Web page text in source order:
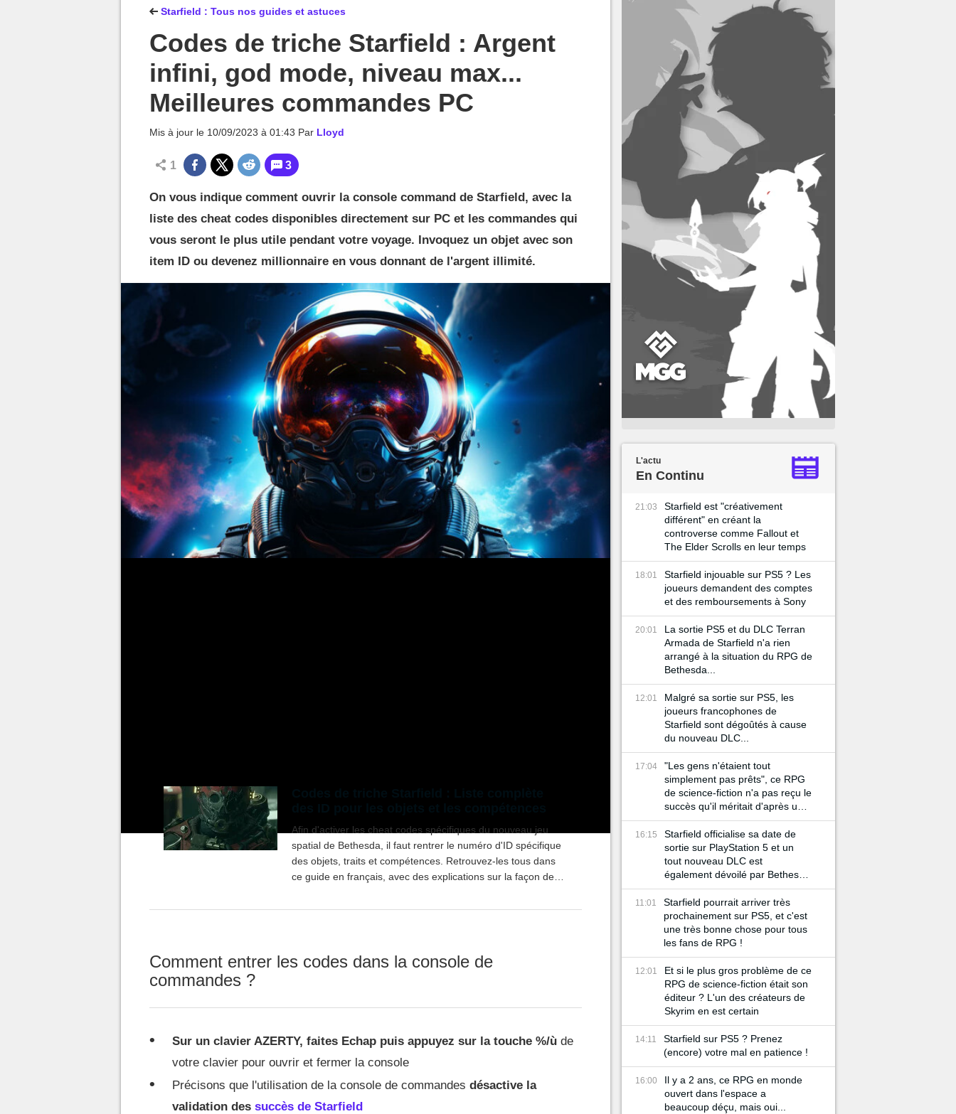
Starfield : Tous nos guides et astuces
Codes de triche Starfield : Argent
infini, god mode, niveau max...
Meilleures commandes PC
Mis à jour le 10/09/2023 à 01:43 Par Lloyd
1 3
On vous indique comment ouvrir la console command de Starfield, avec la
liste des cheat codes disponibles directement sur PC et les commandes qui
vous seront le plus utile pendant votre voyage. Invoquez un objet avec son
item ID ou devenez millionnaire en vous donnant de l'argent illimité.
Afin d'activer les cheat codes spécifiques du nouveau jeu
spatial de Bethesda, il faut rentrer le numéro d'ID spécifique
des objets, traits et compétences. Retrouvez-les tous dans
ce guide en français, avec des explications sur la façon de
Comment entrer les codes dans la console de
commandes ?
Sur un clavier AZERTY, faites Echap puis appuyez sur la touche %/ù de
votre clavier pour ouvrir et fermer la console
Précisons que l'utilisation de la console de commandes désactive la
validation des succès de Starfield
L'actu
En Continu
21:03
Starfield est "créativement
différent" en créant la
controverse comme Fallout et
The Elder Scrolls en leur temps
18:01
Starfield injouable sur PS5 ? Les
joueurs demandent des comptes
et des remboursements à Sony
20:01
La sortie PS5 et du DLC Terran
Armada de Starfield n'a rien
arrangé à la situation du RPG de
Bethesda...
12:01
Malgré sa sortie sur PS5, les
joueurs francophones de
Starfield sont dégoûtés à cause
du nouveau DLC...
17:04
"Les gens n'étaient tout
simplement pas prêts", ce RPG
de science-fiction n'a pas reçu le
succès qu'il méritait d'après un
de ses développeurs
16:15
Starfield officialise sa date de
sortie sur PlayStation 5 et un
tout nouveau DLC est
également dévoilé par Bethesda
!
11:01
Starfield pourrait arriver très
prochainement sur PS5, et c'est
une très bonne chose pour tous
les fans de RPG !
12:01
Et si le plus gros problème de ce
RPG de science-fiction était son
éditeur ? L'un des créateurs de
Skyrim en est certain
14:11
Starfield sur PS5 ? Prenez
(encore) votre mal en patience !
16:00
Il y a 2 ans, ce RPG en monde
ouvert dans l'espace a
beaucoup déçu, mais oui...